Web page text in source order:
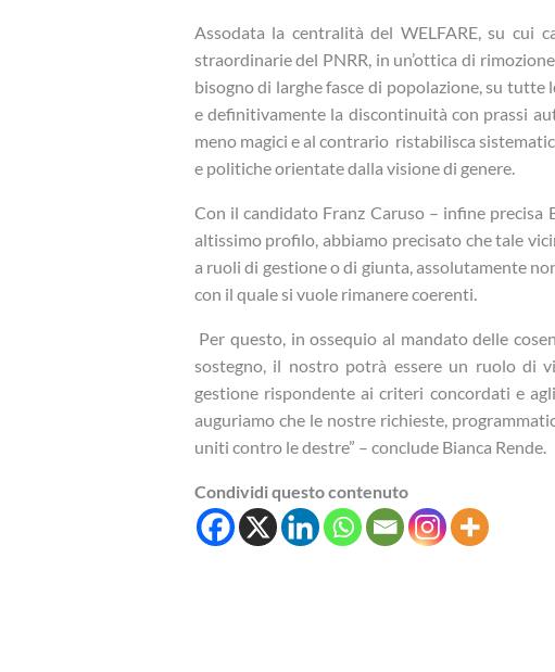
Assodata la centralità del WELFARE, su cui
straordinarie del PNRR, in un’ottica di
bisogno di larghe fasce di popolazione, su
e definitivamente la discontinuità con prassi
meno magici e al contrario ristabilisca
e politiche orientate dalla visione di genere.
Con il candidato Franz Caruso – infine precisa
altissimo profilo, abbiamo precisato che tale
a ruoli di gestione o di giunta, assolutamente
con il quale si vuole rimanere coerenti.
Per questo, in ossequio al mandato delle
sostegno, il nostro potrà essere un ruolo di
gestione rispondente ai criteri concordati e
auguriamo che le nostre richieste,
uniti contro le destre” – conclude Bianca Rende.
Condividi questo contenuto